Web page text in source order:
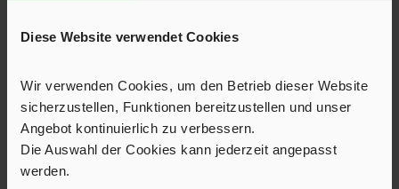
Diese Website verwendet Cookies
Wir verwenden Cookies, um den Betrieb dieser Website
sicherzustellen, Funktionen bereitzustellen und unser
Angebot kontinuierlich zu verbessern.
Die Auswahl der Cookies kann jederzeit angepasst
werden.
Twin-Rückfahrkamera ESX VNA-RCAM-
TRC260-15
Kompakte Rückfahrkameras für den Ford Transit ab Baujahr
2019/07 zum Einbau in die dritte Bremsleuchte. Mit ihrem
Nachtsichtmodus durch die IR-LED Unterstützung. Beide